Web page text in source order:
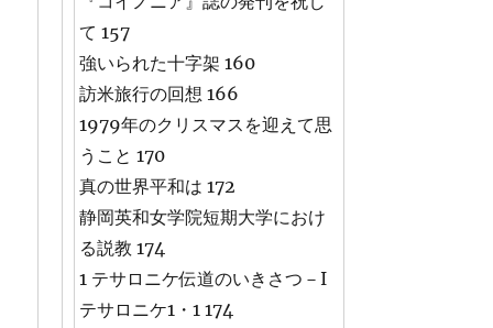
て 157
強いられた十字架 160
訪米旅行の回想 166
1979年のクリスマスを迎えて思
うこと 170
真の世界平和は 172
静岡英和女学院短期大学におけ
る説教 174
1 テサロニケ伝道のいきさつ－I
テサロニケ1・1 174